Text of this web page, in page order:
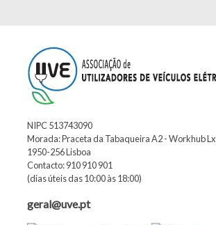
NIPC 513743090
Morada: Praceta da Tabaqueira A2 - Workhub Lx
1950-256 Lisboa
Contacto: 910 910 901
(dias úteis das 10:00 às 18:00)
geral@uve.pt